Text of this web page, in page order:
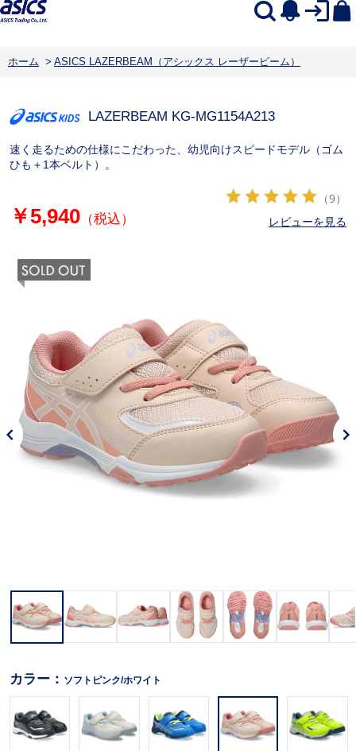
ホーム > ASICS LAZERBEAM（アシックス レーザービーム）
LAZERBEAM KG-MG1154A213
速く走るための仕様にこだわった、幼児向けスピードモデル（ゴム
ひも＋1本ベルト）。
￥5,940（税込）
（9）
レビューを見る
カラー： ソフトピンク/ホワイト